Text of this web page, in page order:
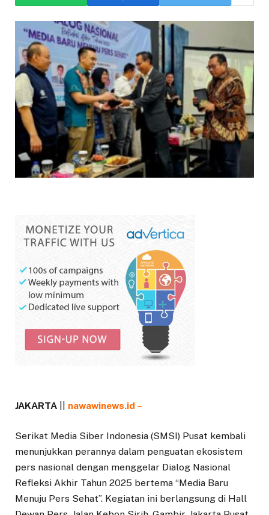
JAKARTA nawawinews.id –
Serikat Media Siber Indonesia (SMSI) Pusat kembali
menunjukkan perannya dalam penguatan ekosistem
pers nasional dengan menggelar Dialog Nasional
Refleksi Akhir Tahun 2025 bertema “Media Baru
Menuju Pers Sehat”. Kegiatan ini berlangsung di Hall